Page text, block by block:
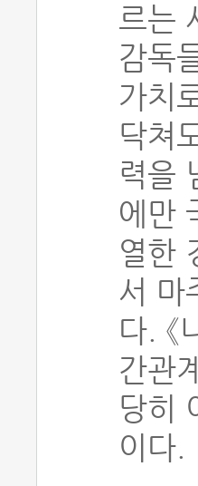
르는
감독
가치
닥쳐
력을
에만
열한
서 마
다.
간관
당히
이다.